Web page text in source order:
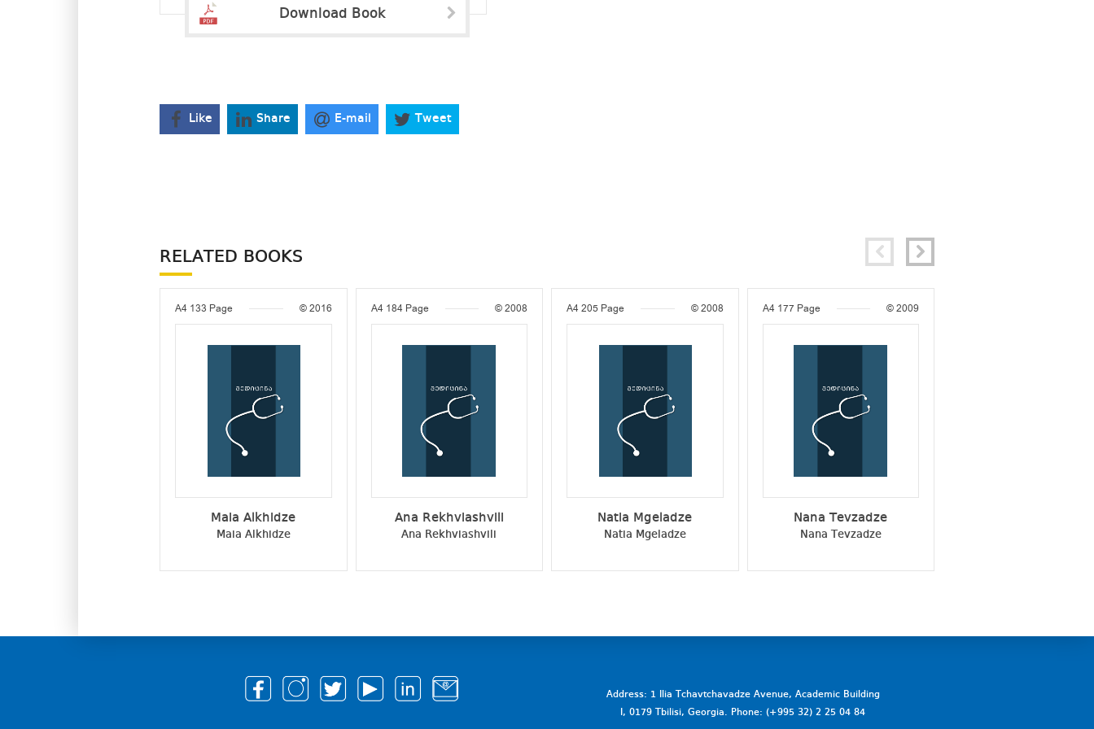
Download Book
Like Share E-mail Tweet
RELATED BOOKS
A4 133 Page © 2016
Maia Alkhidze
Maia Alkhidze
A4 184 Page © 2008
Ana Rekhviashvili
Ana Rekhviashvili
A4 205 Page © 2008
Natia Mgeladze
Natia Mgeladze
A4 177 Page © 2009
Nana Tevzadze
Nana Tevzadze
Address: 1 Ilia Tchavtchavadze Avenue, Academic Building
I, 0179 Tbilisi, Georgia. Phone: (+995 32) 2 25 04 84